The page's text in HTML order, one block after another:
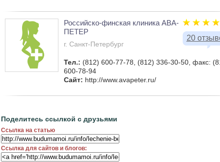
20
Российско-финская клиника АВА-
ПЕТЕР
г. Санкт-Петербург
Тел.: (812) 600-77-78, (812) 336-30-50, факс:
600-78-94
Сайт: http://www.avapeter.ru/
Поделитесь ссылкой с друзьями
Ссылка на статью
Ссылка для сайтов и блогов: